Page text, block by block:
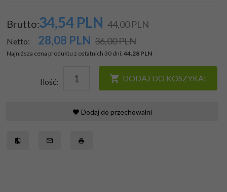
Brutto:34,54 PLN 44,00 PLN
Netto: 28,08 PLN 36,00 PLN
Najniższa cena produktu z ostatnich 30 dni: 44.28 PLN
Ilość: DODAJ DO KOSZYKA!
Dodaj do przechowalni